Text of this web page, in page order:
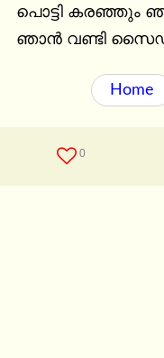
പൊട്ടി കരഞ്ഞും
ഞാൻ വണ്ടി
Home
0